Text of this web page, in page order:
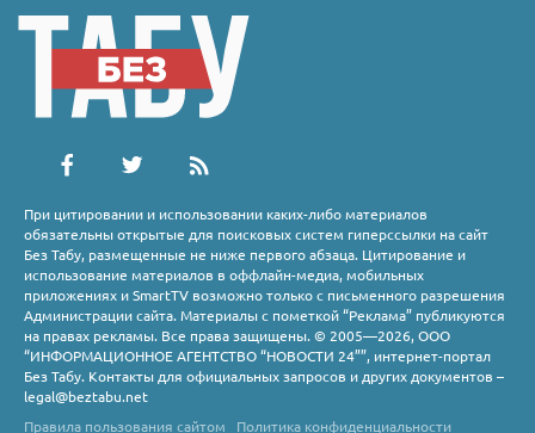
При цитировании и использовании каких-либо материалов
обязательны открытые для поисковых систем гиперссылки на сайт
Без Табу, размещенные не ниже первого абзаца. Цитирование и
использование материалов в оффлайн-медиа, мобильных
приложениях и SmartTV возможно только с письменного разрешения
Администрации сайта. Материалы с пометкой “Реклама” публикуются
на правах рекламы. Все права защищены. © 2005—2026, ООО
“ИНФОРМАЦИОННОЕ АГЕНТСТВО “НОВОСТИ 24””, интернет-портал
Без Табу. Контакты для официальных запросов и других документов –
legal@beztabu.net
Правила пользования сайтом
Политика конфиденциальности